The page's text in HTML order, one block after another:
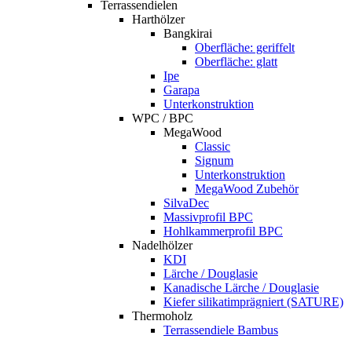
Terrassendielen
Harthölzer
Bangkirai
Oberfläche: geriffelt
Oberfläche: glatt
Ipe
Garapa
Unterkonstruktion
WPC / BPC
MegaWood
Classic
Signum
Unterkonstruktion
MegaWood Zubehör
SilvaDec
Massivprofil BPC
Hohlkammerprofil BPC
Nadelhölzer
KDI
Lärche / Douglasie
Kanadische Lärche / Douglasie
Kiefer silikatimprägniert (SATURE)
Thermoholz
Terrassendiele Bambus